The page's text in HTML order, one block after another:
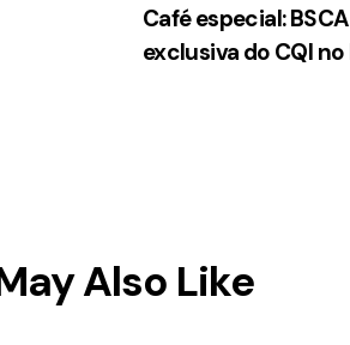
Café especial:
exclusiva do CQI no
Also Like